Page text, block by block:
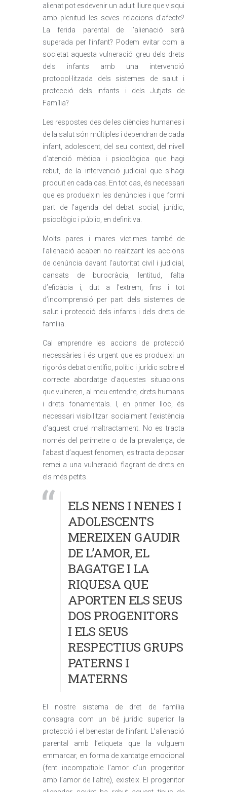
alienat pot esdevenir un adult lliure que visqui
amb plenitud les seves relacions d’afecte?
La ferida parental de l’alienació serà
superada per l’infant? Podem evitar com a
societat aquesta vulneració greu dels drets
dels infants amb una intervenció
protocol·litzada dels sistemes de salut i
protecció dels infants i dels Jutjats de
Família?
Les respostes des de les ciències humanes i
de la salut són múltiples i dependran de cada
infant, adolescent, del seu context, del nivell
d’atenció mèdica i psicològica que hagi
rebut, de la intervenció judicial que s’hagi
produït en cada cas. En tot cas, és necessari
que es produeixin les denúncies i que formi
part de l’agenda del debat social, jurídic,
psicològic i públic, en definitiva.
Molts pares i mares víctimes també de
l’alienació acaben no realitzant les accions
de denúncia davant l’autoritat civil i judicial,
cansats de burocràcia, lentitud, falta
d’eficàcia i, dut a l’extrem, fins i tot
d’incomprensió per part dels sistemes de
salut i protecció dels infants i dels drets de
família.
Cal emprendre les accions de protecció
necessàries i és urgent que es produeixi un
rigorós debat científic, polític i jurídic sobre el
correcte abordatge d’aquestes situacions
que vulneren, al meu entendre, drets humans
i drets fonamentals. I, en primer lloc, és
necessari visibilitzar socialment l’existència
d’aquest cruel maltractament. No es tracta
només del perímetre o de la prevalença, de
l’abast d’aquest fenomen, es tracta de posar
remei a una vulneració flagrant de drets en
els més petits.
ELS NENS I NENES I
ADOLESCENTS
MEREIXEN GAUDIR
DE L’AMOR, EL
BAGATGE I LA
RIQUESA QUE
APORTEN ELS SEUS
DOS PROGENITORS
I ELS SEUS
RESPECTIUS GRUPS
PATERNS I
MATERNS
El nostre sistema de dret de família
consagra com un bé jurídic superior la
protecció i el benestar de l’infant. L’alienació
parental amb l’etiqueta que la vulguem
emmarcar, en forma de xantatge emocional
(fent incompatible l’amor d’un progenitor
amb l’amor de l’altre), existeix. El progenitor